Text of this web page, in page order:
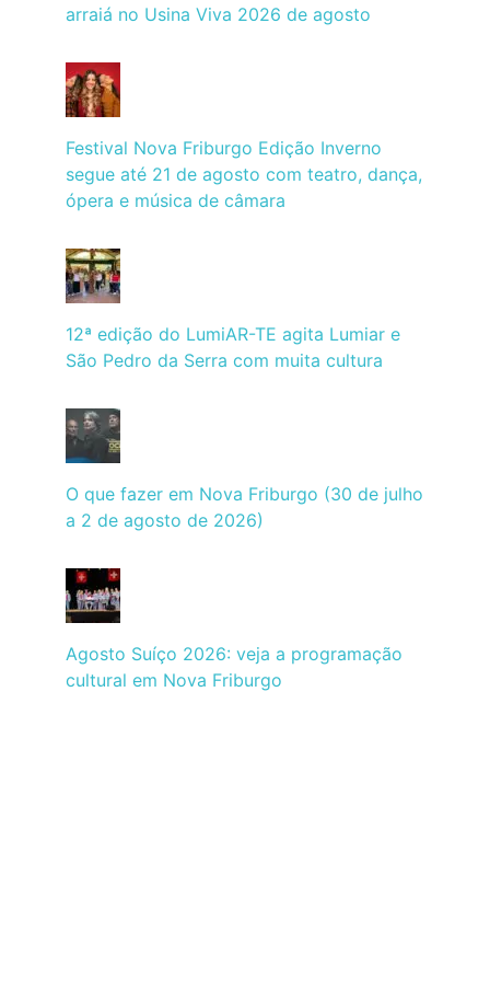
arraiá no Usina Viva 2026 de agosto
Festival Nova Friburgo Edição Inverno
segue até 21 de agosto com teatro, dança,
ópera e música de câmara
12ª edição do LumiAR-TE agita Lumiar e
São Pedro da Serra com muita cultura
O que fazer em Nova Friburgo (30 de julho
a 2 de agosto de 2026)
Agosto Suíço 2026: veja a programação
cultural em Nova Friburgo